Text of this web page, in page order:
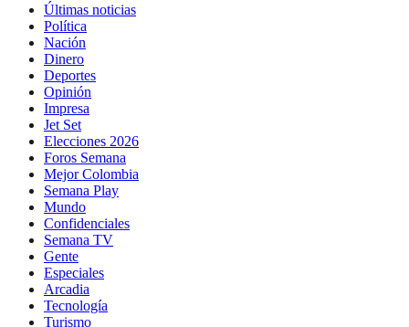
Últimas noticias
Política
Nación
Dinero
Deportes
Opinión
Impresa
Jet Set
Elecciones 2026
Foros Semana
Mejor Colombia
Semana Play
Mundo
Confidenciales
Semana TV
Gente
Especiales
Arcadia
Tecnología
Turismo